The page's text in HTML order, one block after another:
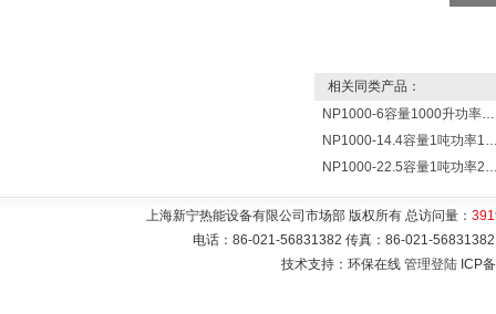
相关同类产品：
NP1000-6容量1000升功率6000瓦新宁电热水器 热水锅炉
NP1000-14.4容量1吨功率14400瓦蓄
NP1000-22.5容量1吨功率22500瓦储
上海新宁热能设备有限公司市场部 版权所有 总访问量：
电话：86-021-56831382 传真：86-021-
技术支持：环保在线 管理登陆 ICP